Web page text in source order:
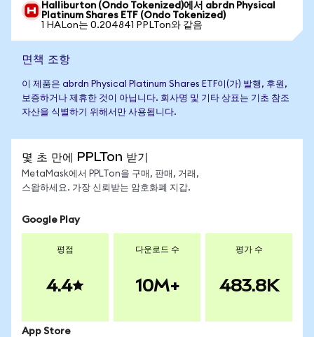
Halliburton (Ondo Tokenized)에서 abrdn Physical
Platinum Shares ETF (Ondo Tokenized)
1 HALon는 0.204841 PPLTon와 같음
면책 조항
이 제품은 abrdn Physical Platinum Shares ETF이(가) 발행, 후원,
보증하거나 제휴한 것이 아닙니다. 회사명 및 기타 상표는 기초 참조
자산을 식별하기 위해서만 사용됩니다.
몇 초 만에 PPLTon 받기
MetaMask에서 PPLTon을 구매, 판매, 거래,
스왑하세요. 가장 신뢰받는 암호화폐 지갑.
Google Play
평점
4.4
다운로드 수
10M+
평가 수
483.8K
App Store